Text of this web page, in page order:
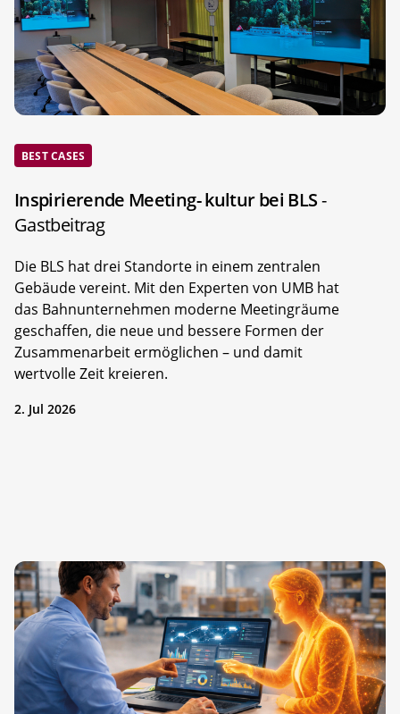
BEST CASES
Inspirierende Meeting- kultur bei BLS-
Gastbeitrag
Die BLS hat drei Standorte in einem zentralen
Gebäude vereint. Mit den Experten von UMB hat
das Bahnunternehmen moderne Meetingräume
geschaffen, die neue und bessere Formen der
Zusammenarbeit ermöglichen – und damit
wertvolle Zeit kreieren.
2. Jul 2026